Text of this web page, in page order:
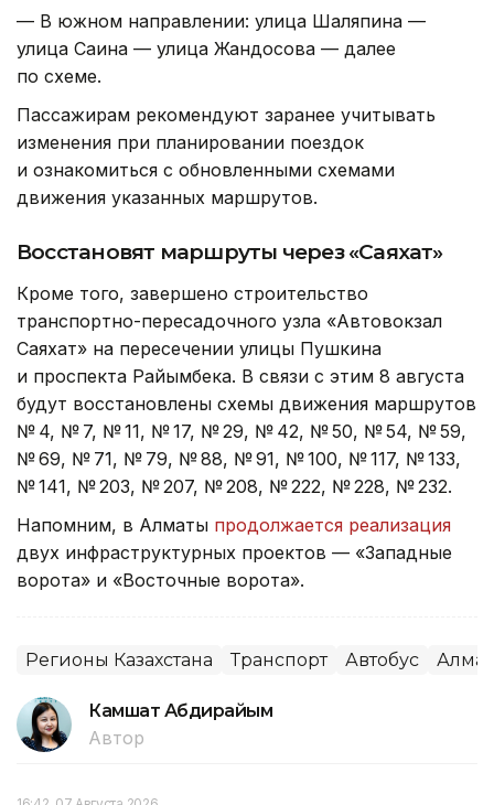
— В южном направлении: улица Шаляпина —
улица Саина — улица Жандосова — далее
по схеме.
Пассажирам рекомендуют заранее учитывать
изменения при планировании поездок
и ознакомиться с обновленными схемами
движения указанных маршрутов.
Восстановят маршруты через «Саяхат»
Кроме того, завершено строительство
транспортно-пересадочного узла «Автовокзал
Саяхат» на пересечении улицы Пушкина
и проспекта Райымбека. В связи с этим 8 августа
будут восстановлены схемы движения маршрутов
№ 4, № 7, № 11, № 17, № 29, № 42, № 50, № 54, № 59,
№ 69, № 71, № 79, № 88, № 91, № 100, № 117, № 133,
№ 141, № 203, № 207, № 208, № 222, № 228, № 232.
Напомним, в Алматы продолжается реализация
двух инфраструктурных проектов — «Западные
ворота» и «Восточные ворота».
Регионы Казахстана Транспорт Автобус
Камшат Абдирайым
Автор